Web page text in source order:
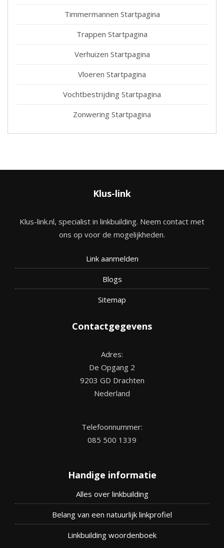
Timmermannen Startpagina
Trappen Startpagina
Verhuizen Startpagina
Vloeren Startpagina
Vochtbestrijding Startpagina
Zonwering Startpagina
Klus-link
Klus-link.nl, specialist in linkbuilding. Neem contact met
ons op voor de mogelijkheden.
Link aanmelden
Blogs
Sitemap
Contactgegevens
Adres:
De Opgang 2
9203 GD Drachten
Nederland
Telefoonnummer:
085 500 1339
Handige informatie
Alles over linkbuilding
Belang van een natuurlijk linkprofiel
Linkbuilding woordenboek